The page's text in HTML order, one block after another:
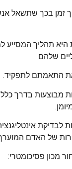
זמן בכך שתשאל
היא תהליך המסייע
שלהם
התאמתם לתפקיד.
מבוצעות בדרך כלל
של האדם
מכון פסיכומטרי: